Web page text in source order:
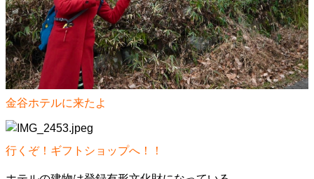
金谷ホテルに来たよ
行くぞ！ギフトショップへ！！